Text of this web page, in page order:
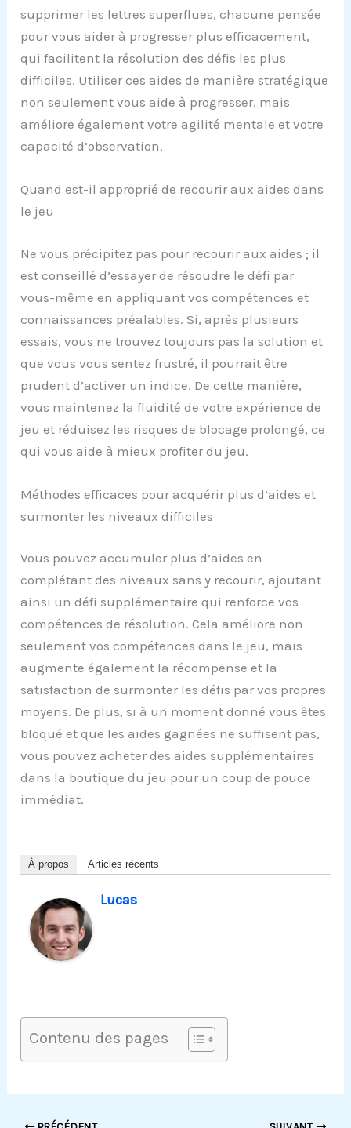
supprimer les lettres superflues, chacune pensée
pour vous aider à progresser plus efficacement,
qui facilitent la résolution des défis les plus
difficiles. Utiliser ces aides de manière stratégique
non seulement vous aide à progresser, mais
améliore également votre agilité mentale et votre
capacité d’observation.
Quand est-il approprié de recourir aux aides dans
le jeu
Ne vous précipitez pas pour recourir aux aides ; il
est conseillé d’essayer de résoudre le défi par
vous-même en appliquant vos compétences et
connaissances préalables. Si, après plusieurs
essais, vous ne trouvez toujours pas la solution et
que vous vous sentez frustré, il pourrait être
prudent d’activer un indice. De cette manière,
vous maintenez la fluidité de votre expérience de
jeu et réduisez les risques de blocage prolongé, ce
qui vous aide à mieux profiter du jeu.
Méthodes efficaces pour acquérir plus d’aides et
surmonter les niveaux difficiles
Vous pouvez accumuler plus d’aides en
complétant des niveaux sans y recourir, ajoutant
ainsi un défi supplémentaire qui renforce vos
compétences de résolution. Cela améliore non
seulement vos compétences dans le jeu, mais
augmente également la récompense et la
satisfaction de surmonter les défis par vos propres
moyens. De plus, si à un moment donné vous êtes
bloqué et que les aides gagnées ne suffisent pas,
vous pouvez acheter des aides supplémentaires
dans la boutique du jeu pour un coup de pouce
immédiat.
À propos Articles récents
Lucas
Contenu des pages